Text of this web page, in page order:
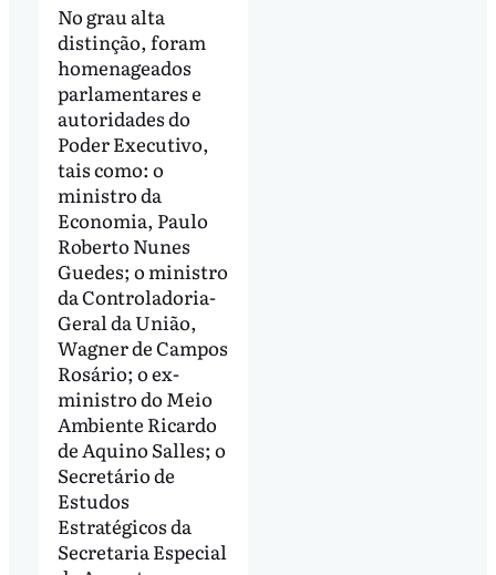
No grau alta
distinção, foram
homenageados
parlamentares e
autoridades do
Poder Executivo,
tais como: o
ministro da
Economia, Paulo
Roberto Nunes
Guedes; o ministro
da Controladoria-
Geral da União,
Wagner de Campos
Rosário; o ex-
ministro do Meio
Ambiente Ricardo
de Aquino Salles; o
Secretário de
Estudos
Estratégicos da
Secretaria Especial